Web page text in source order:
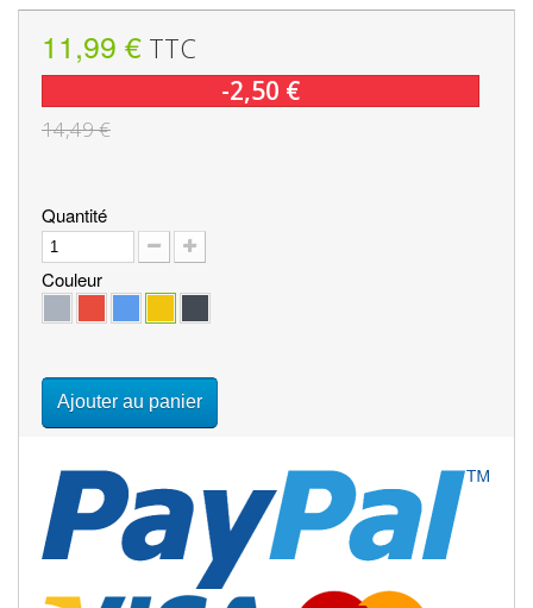
11,99 € TTC
-2,50 €
14,49 €
Quantité
Couleur
Ajouter au panier